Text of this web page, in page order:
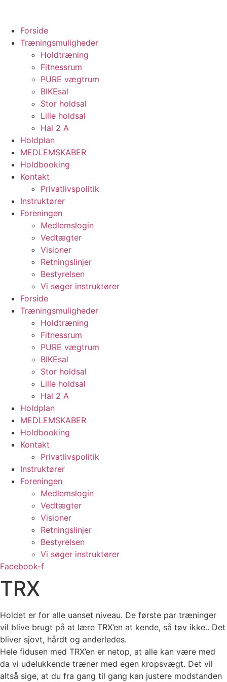
contentForside
Træningsmuligheder
Holdtræning
Fitnessrum
PURE vægtrum
BIKEsal
Stor holdsal
Lille holdsal
Hal 2 A
Holdplan
MEDLEMSKABER
Holdbooking
Kontakt
Privatlivspolitik
Instruktører
Foreningen
Medlemslogin
Vedtægter
Visioner
Retningslinjer
Bestyrelsen
Vi søger instruktører
Forside
Træningsmuligheder
Holdtræning
Fitnessrum
PURE vægtrum
BIKEsal
Stor holdsal
Lille holdsal
Hal 2 A
Holdplan
MEDLEMSKABER
Holdbooking
Kontakt
Privatlivspolitik
Instruktører
Foreningen
Medlemslogin
Vedtægter
Visioner
Retningslinjer
Bestyrelsen
Vi søger instruktører
Facebook-f
TRX
Holdet er for alle uanset niveau. De første par træninger
vil blive brugt på at lære TRX’en at kende, så tøv ikke.. Det
bliver sjovt, hårdt og anderledes.
Hele fidusen med TRX’en er netop, at alle kan være med
da vi udelukkende træner med egen kropsvægt. Det vil
altså sige, at du fra gang til gang kan justere modstanden